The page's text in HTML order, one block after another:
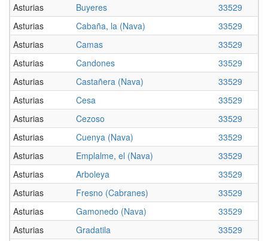
Asturias
Buyeres
33529
Asturias
Cabaña, la (Nava)
33529
Asturias
Camas
33529
Asturias
Candones
33529
Asturias
Castañera (Nava)
33529
Asturias
Cesa
33529
Asturias
Cezoso
33529
Asturias
Cuenya (Nava)
33529
Asturias
Emplalme, el (Nava)
33529
Asturias
Arboleya
33529
Asturias
Fresno (Cabranes)
33529
Asturias
Gamonedo (Nava)
33529
Asturias
Gradatila
33529